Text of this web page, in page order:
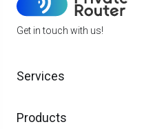
Get in touch with us!
Services
Products